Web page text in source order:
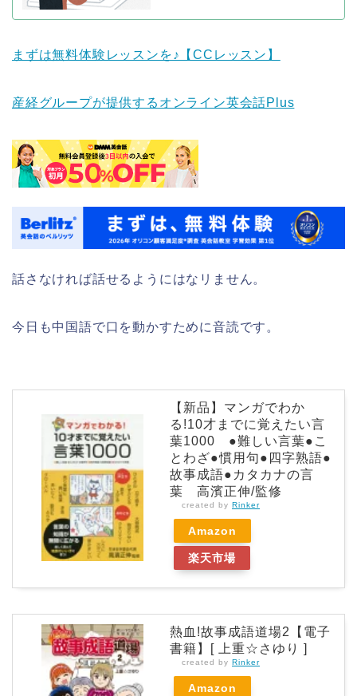
まずは無料体験レッスンを♪【CCレッスン】
産経グループが提供するオンライン英会話Plus
話さなければ話せるようにはなリません。
今日も中国語で口を動かすために音読です。
【新品】マンガでわか
る!10才までに覚えたい言
葉1000 ●難しい言葉●こ
とわざ●慣用句●四字熟語●
故事成語●カタカナの言
葉 高濱正伸/監修
created by Rinker
Amazon
楽天市場
熱血!故事成語道場2【電子
書籍】[ 上重☆さゆり ]
created by Rinker
Amazon